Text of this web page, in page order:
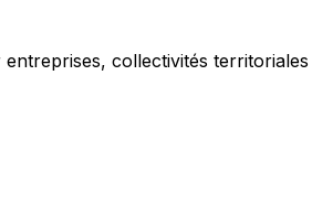
collectivités